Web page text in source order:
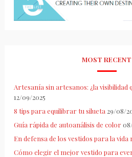
MOST RECENT
Artesanía sin artesanos: ¿la visibilidad
12/09/2025
8 tips para equilibrar tu silueta 29/08/
Guía rápida de autoanálisis de color
En defensa de los vestidos para la vida
Cómo elegir el mejor vestido para